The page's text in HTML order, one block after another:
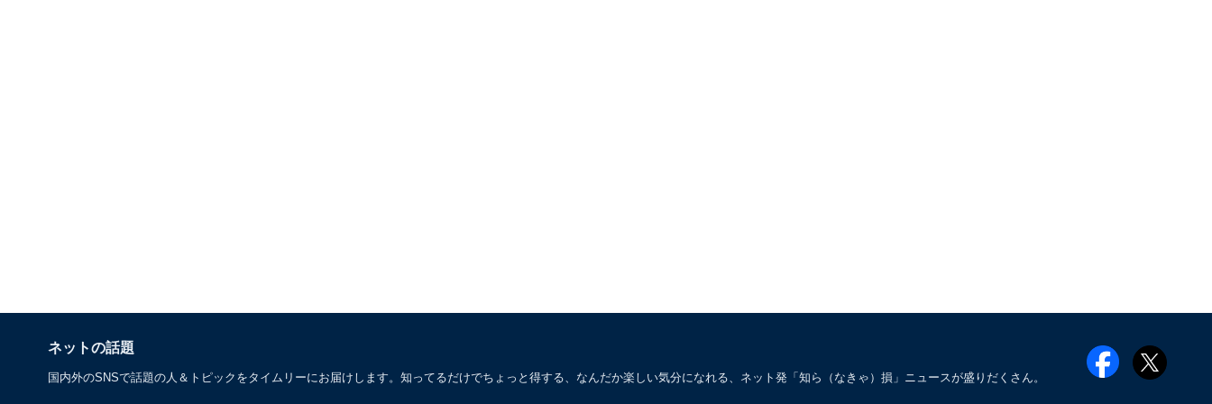
ネットの話題
国内外のSNSで話題の人＆トピックをタイムリーにお届けします。知ってるだけでちょっと得する、なんだか楽しい気分になれる、ネット発「知ら（なきゃ）損」ニュースが盛りだくさん。